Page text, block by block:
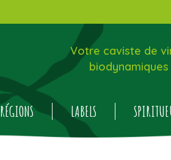
Votre caviste de
RÉGIONS LABELS